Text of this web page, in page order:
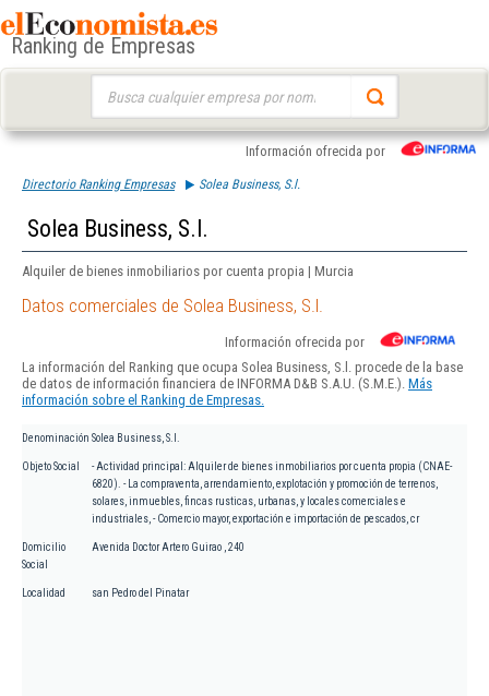
Ranking de Empresas
Información ofrecida por
Directorio Ranking Empresas Solea Business, S.l.
Solea Business, S.l.
Alquiler de bienes inmobiliarios por cuenta propia | Murcia
Datos comerciales de Solea Business, S.l.
Información ofrecida por
La información del Ranking que ocupa Solea Business, S.l. procede de la base
de datos de información financiera de INFORMA D&B S.A.U. (S.M.E.). Más
información sobre el Ranking de Empresas.
Denominación Solea Business, S.l.
Objeto Social
- Actividad principal: Alquiler de bienes inmobiliarios por cuenta propia (CNAE-
6820). - La compraventa, arrendamiento, explotación y promoción de terrenos,
solares, inmuebles, fincas rusticas, urbanas, y locales comerciales e
industriales, - Comercio mayor, exportación e importación de pescados, cr
Domicilio
Social
Avenida Doctor Artero Guirao , 240
Localidad san Pedro del Pinatar